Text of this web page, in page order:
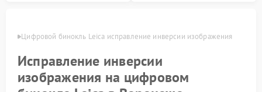
Цифровой бинокль Leica исправление инверсии изображения
Исправление инверсии
изображения на цифровом